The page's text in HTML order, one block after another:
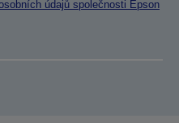
údajů společnosti Epson